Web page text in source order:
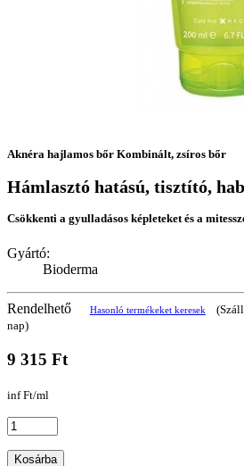
Aknéra hajlamos bőr Kombinált, zsíros bőr
Hámlasztó hatású, tisztító,
Csökkenti a gyulladásos képleteket és a
Gyártó:
Bioderma
Rendelhető Hasonló termékeket keresek
nap)
9 315 Ft
inf Ft/ml
Kosárba